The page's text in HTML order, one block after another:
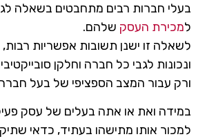
חברות רבים מתחבטים בשאלה לגבי
העסקשלהם.
זו ישנן תשובות אפשריות רבות, חלקן
לגבי כל חברה וחלקן סובייקטיביות,
עבור המצב הספציפי של בעל חברה
ואת או אתה בעלים של עסק פעיל
אותו מתישהו בעתיד, כדאי שתיקחו